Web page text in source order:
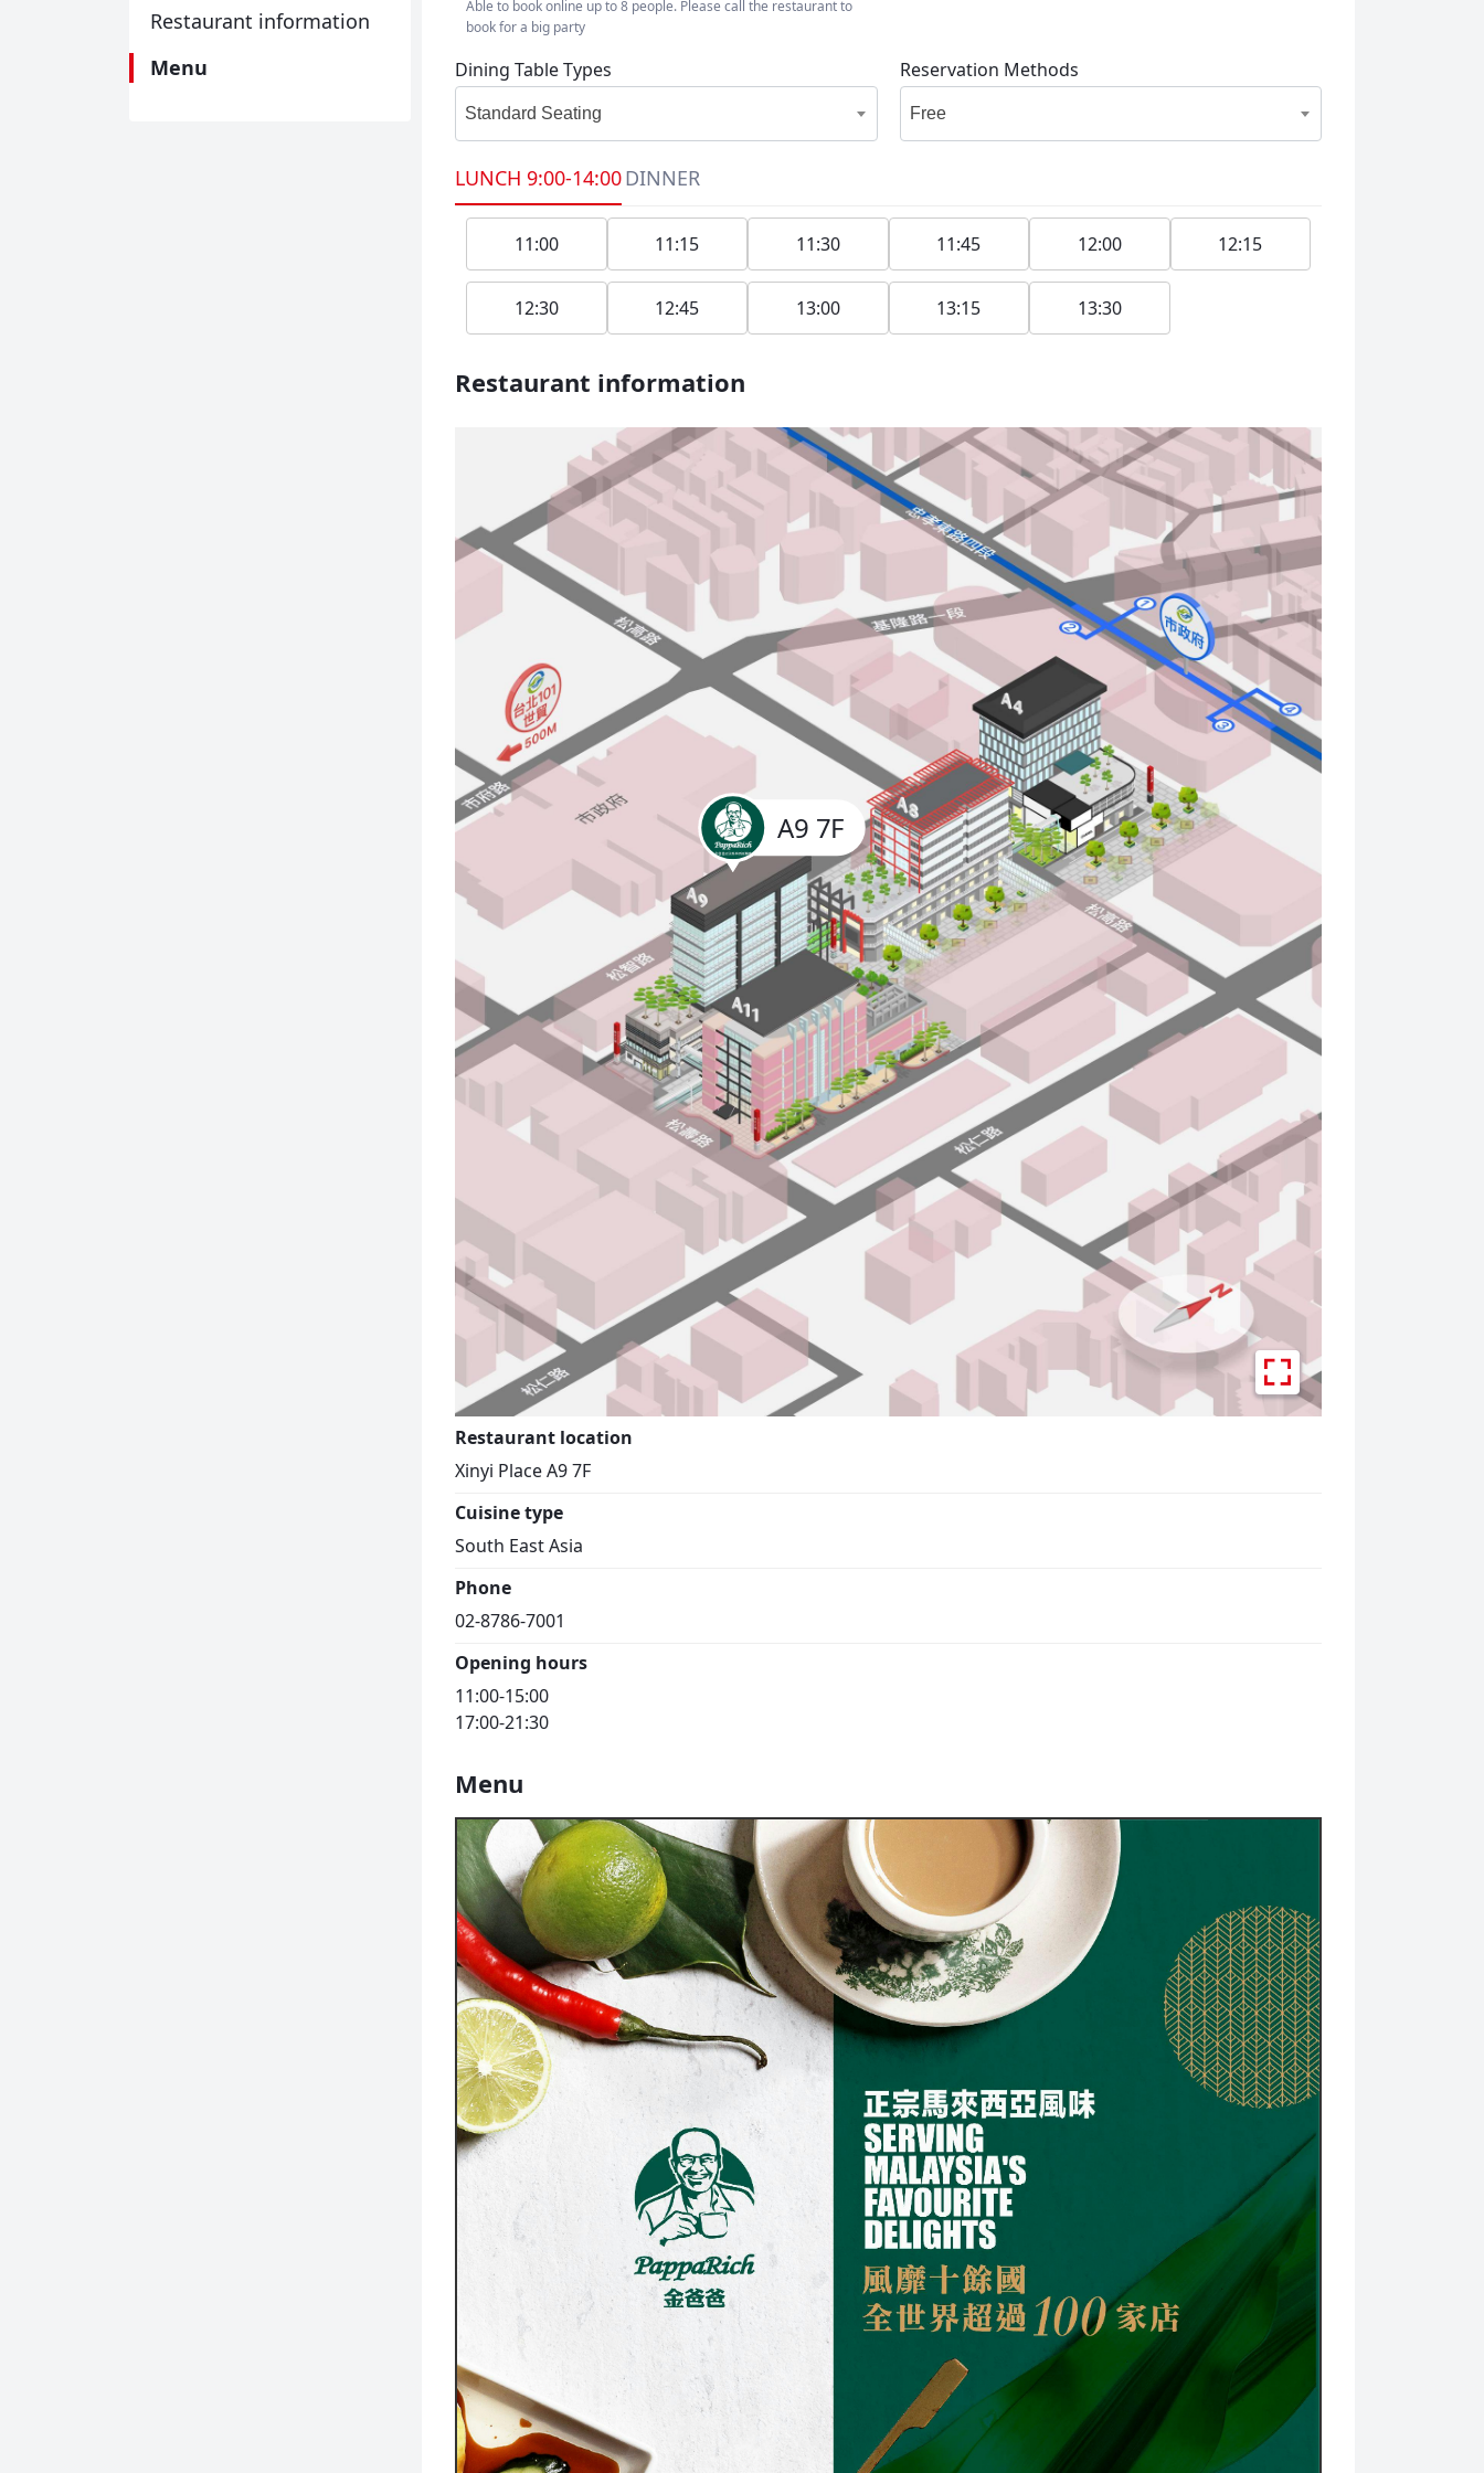
Restaurant information
Menu
Able to book online up to 8 people. Please call the restaurant to
book for a big party
Dining Table Types
Standard Seating
Reservation Methods
Free
LUNCH 9:00-14:00DINNER
11:00 11:15 11:30 11:45 12:00 12:15
12:30 12:45 13:00 13:15 13:30
Restaurant information
A9 7F
Restaurant location
Xinyi Place A9 7F
Cuisine type
South East Asia
Phone
02-8786-7001
Opening hours
11:00-15:00
17:00-21:30
Menu